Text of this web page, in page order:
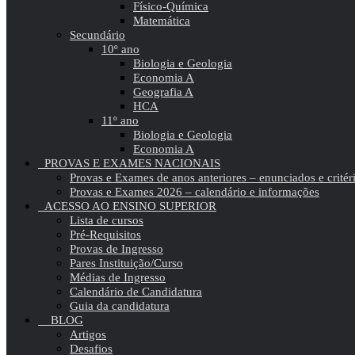
Físico-Química
Matemática
Secundário
10º ano
Biologia e Geologia
Economia A
Geografia A
HCA
11º ano
Biologia e Geologia
Economia A
PROVAS E EXAMES NACIONAIS
Provas e Exames de anos anteriores – enunciados e
Provas e Exames 2026 – calendário e informações
ACESSO AO ENSINO SUPERIOR
Lista de cursos
Pré-Requisitos
Provas de Ingresso
Pares Instituição/Curso
Médias de Ingresso
Calendário de Candidatura
Guia da candidatura
BLOG
Artigos
Desafios